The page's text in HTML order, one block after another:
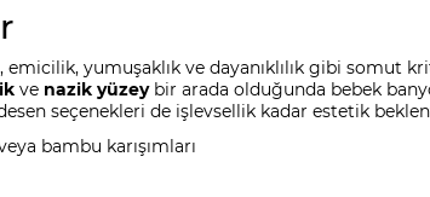
yumuşaklık ve dayanıklılık gibi
ve nazik yüzeybir arada olduğunda bebek
seçenekleri de işlevsellik kadar estetik
bambu karışımları